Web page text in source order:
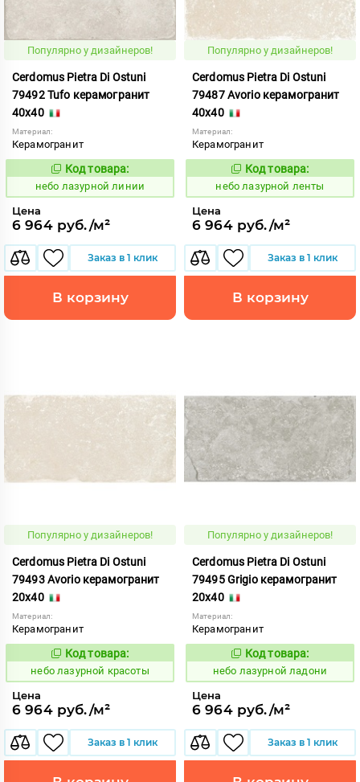
Популярно у дизайнеров!
Cerdomus Pietra Di Ostuni
79492 Tufo керамогранит
40x40
Материал:
Керамогранит
1114544
Код товара:
небо лазурной линии
Цена
6 964 руб./м²
Заказ в 1 клик
В корзину
Популярно у дизайнеров!
Cerdomus Pietra Di Ostuni
79487 Avorio керамогранит
40x40
Материал:
Керамогранит
1114543
Код товара:
небо лазурной ленты
Цена
6 964 руб./м²
Заказ в 1 клик
В корзину
Популярно у дизайнеров!
Cerdomus Pietra Di Ostuni
79493 Avorio керамогранит
20x40
Материал:
Керамогранит
1114540
Код товара:
небо лазурной красоты
Цена
6 964 руб./м²
Заказ в 1 клик
Популярно у дизайнеров!
Cerdomus Pietra Di Ostuni
79495 Grigio керамогранит
20x40
Материал:
Керамогранит
1114542
Код товара:
небо лазурной ладони
Цена
6 964 руб./м²
Заказ в 1 клик